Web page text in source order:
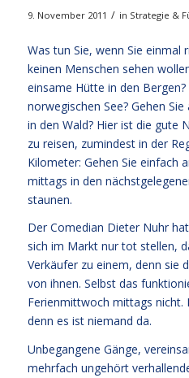
9. November 2011 / in Strategie &
Was tun Sie, wenn Sie einmal
keinen Menschen sehen
einsame Hütte in den
norwegischen See? Gehen
in den Wald? Hier ist die gute
zu reisen, zumindest in der
Kilometer: Gehen Sie einfach
mittags in den
staunen.
Der Comedian Dieter Nuhr
sich im Markt nur tot stellen,
Verkäufer zu einem, denn sie
von ihnen. Selbst das
Ferienmittwoch mittags nicht.
denn es ist niemand da.
Unbegangene Gänge,
mehrfach ungehört